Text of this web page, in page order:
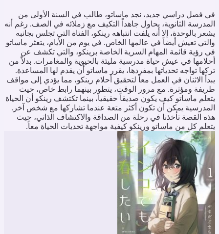
فصل دراسي جديد، نجد ماساتو، طالب في السنة الأولى من
الثانوية، يحاول جاهداً التكيف مع زملائه في الصف. رغم أنه
بالوحدة، إلا أنه يلفت انتباهه رينكو، الفتاة التي تجلس بجانبه
تعيش أيضاً في عالمها الخاص. في يوم من الأيام، يتعثر ماساتو
رؤية قائمة المهام السرية الخاصة برينكو، والتي تكشف عن
في عيش حياة مدرسية مليئة بالحيوية والمغامرات. بدلاً من
تواجه تحدياتها بمفردها، يقرر ماساتو أن يقدم لها المساعدة.
الاثنان في العمل معاً لتحقيق أحلام رينكو، مما يؤدي إلى مواقف
ومؤثرة. مع مرور الوقت، يتطور بينهما رابط خاص، حيث
ماساتو كيف يكون صديقاً حقيقياً، بينما تكتشف رينكو أن الحياة
يمكن أن تكون أكثر متعة عندما تشاركها مع شخص آخر.
القصة تأخذنا في رحلة من الصداقة والاكتشاف الذاتي، حيث
كل من ماساتو ورينكو كيفية مواجهة تحديات الحياة معاً.